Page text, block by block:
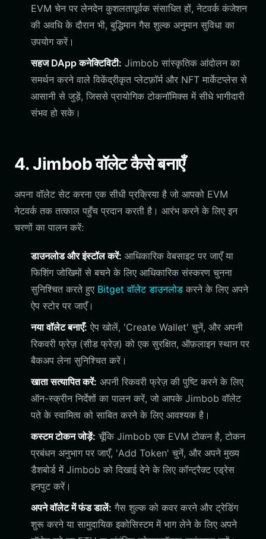
EVM चेन पर लेनदेन कुशलतापूर्वक संसाधित हों, नेटवर्क कंजेशन
की अवधि के दौरान भी, बुद्धिमान गैस शुल्क अनुमान सुविधा का
उपयोग करें।
सहज DApp कनेक्टिविटी: Jimbob सांस्कृतिक आंदोलन का
समर्थन करने वाले विकेंद्रीकृत प्लेटफ़ॉर्म और NFT मार्केटप्लेस से
आसानी से जुड़ें, जिससे प्रायोगिक टोकनॉमिक्स में सीधे भागीदारी
संभव हो सके।
4. Jimbob वॉलेट कैसे बनाएँ
अपना वॉलेट सेट करना एक सीधी प्रक्रिया है जो आपको EVM
नेटवर्क तक तत्काल पहुँच प्रदान करती है। आरंभ करने के लिए इन
चरणों का पालन करें:
डाउनलोड और इंस्टॉल करें: आधिकारिक वेबसाइट पर जाएँ या
फिशिंग जोखिमों से बचने के लिए आधिकारिक संस्करण चुनना
सुनिश्चित करते हुए Bitget वॉलेट डाउनलोड करने के लिए अपने
ऐप स्टोर पर जाएँ।
नया वॉलेट बनाएँ: ऐप खोलें, 'Create Wallet' चुनें, और अपनी
रिकवरी फ्रेज़ (सीड फ्रेज़) को एक सुरक्षित, ऑफ़लाइन स्थान पर
बैकअप लेना सुनिश्चित करें।
खाता सत्यापित करें: अपनी रिकवरी फ्रेज़ की पुष्टि करने के लिए
ऑन-स्क्रीन निर्देशों का पालन करें, जो आपके Jimbob वॉलेट
पते के स्वामित्व को साबित करने के लिए आवश्यक है।
कस्टम टोकन जोड़ें: चूँकि Jimbob एक EVM टोकन है, टोकन
प्रबंधन अनुभाग पर जाएँ, 'Add Token' चुनें, और अपने मुख्य
डैशबोर्ड में Jimbob को दिखाई देने के लिए कॉन्ट्रैक्ट एड्रेस
इनपुट करें।
अपने वॉलेट में फंड डालें: गैस शुल्क को कवर करने और ट्रेडिंग
शुरू करने या सामुदायिक इकोसिस्टम में भाग लेने के लिए अपने